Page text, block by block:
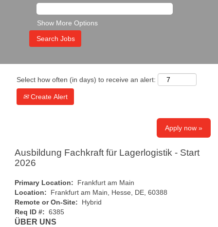
Show More Options
Select how often (in days) to receive an alert:
Create Alert
Apply now »
Ausbildung Fachkraft für Lagerlogistik - Start
2026
Primary Location: Frankfurt am Main
Location: Frankfurt am Main, Hesse, DE, 60388
Remote or On-Site: Hybrid
Req ID #: 6385
ÜBER UNS